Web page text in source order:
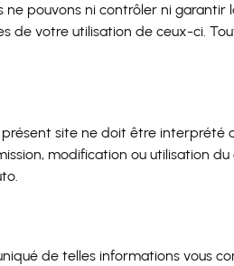
ne pouvons ni contrôler ni garantir
de votre utilisation de ceux-ci.
présent site ne doit être interprété
modification ou utilisation
de telles informations vous